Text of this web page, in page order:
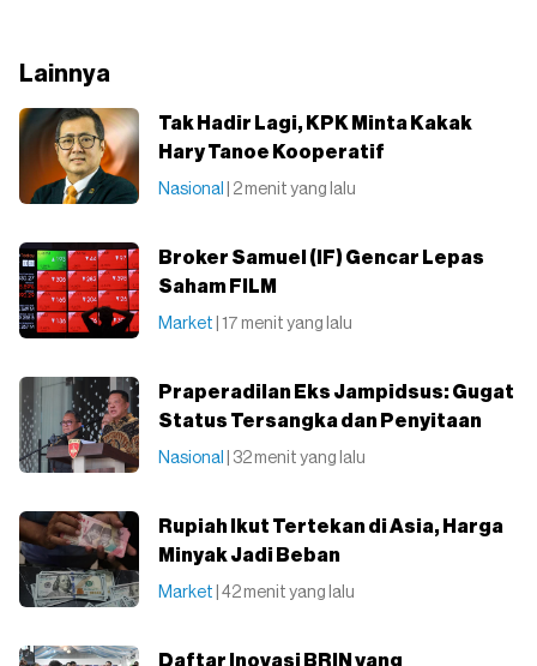
Lainnya
Tak Hadir Lagi, KPK Minta Kakak
Hary Tanoe Kooperatif
Nasional | 2 menit yang lalu
Broker Samuel (IF) Gencar Lepas
Saham FILM
Market | 17 menit yang lalu
Praperadilan Eks Jampidsus: Gugat
Status Tersangka dan Penyitaan
Nasional | 32 menit yang lalu
Rupiah Ikut Tertekan di Asia, Harga
Minyak Jadi Beban
Market | 42 menit yang lalu
Daftar Inovasi BRIN yang